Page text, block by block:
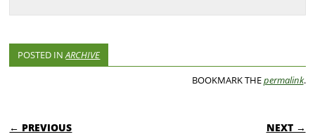
POSTED INARCHIVE
BOOKMARK THEpermalink.
POST NAVIGATION
← PREVIOUS NEXT →